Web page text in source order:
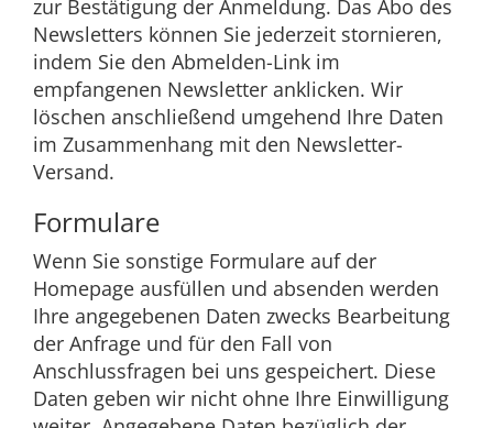
zur Bestätigung der Anmeldung. Das Abo des
Newsletters können Sie jederzeit stornieren,
indem Sie den Abmelden-Link im
empfangenen Newsletter anklicken. Wir
löschen anschließend umgehend Ihre Daten
im Zusammenhang mit den Newsletter-
Versand.
Formulare
Wenn Sie sonstige Formulare auf der
Homepage ausfüllen und absenden werden
Ihre angegebenen Daten zwecks Bearbeitung
der Anfrage und für den Fall von
Anschlussfragen bei uns gespeichert. Diese
Daten geben wir nicht ohne Ihre Einwilligung